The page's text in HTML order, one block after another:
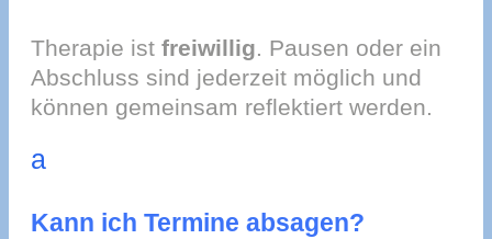
Therapie ist freiwillig. Pausen oder ein
Abschluss sind jederzeit möglich und
können gemeinsam reflektiert werden.
a
Kann ich Termine absagen?